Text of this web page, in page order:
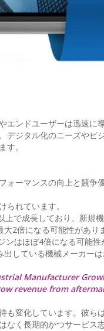
エンドユーザーは迅速
デジタル化のニーズや
す。
ーマンスの向上と競争
られています。
上で成長しており、新規
大2倍になる可能性があり
ンはほぼ4倍になる可能性
している機械メーカー
Manufacturer
revenue from
も変化しています。彼
く長期的かつサービス